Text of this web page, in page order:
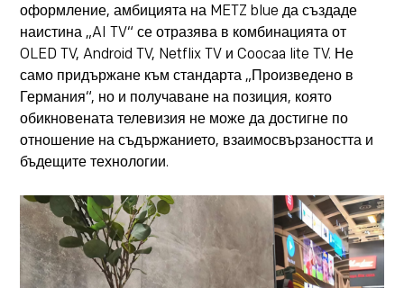
оформление, амбицията на METZ blue да създаде
наистина „AI TV“ се отразява в комбинацията от
OLED TV, Android TV, Netflix TV и Coocaa lite TV. Не
само придържане към стандарта „Произведено в
Германия“, но и получаване на позиция, която
обикновената телевизия не може да достигне по
отношение на съдържанието, взаимосвързаността и
бъдещите технологии.